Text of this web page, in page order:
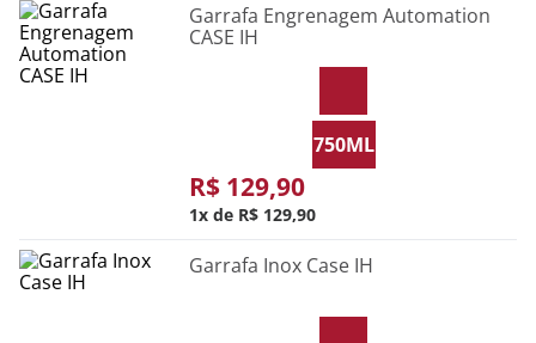
Garrafa Engrenagem Automation
CASE IH
750ML
R$ 129,90
1 R$ 129,90
Garrafa Inox Case IH